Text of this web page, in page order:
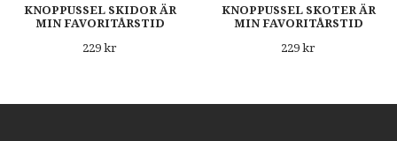
KNOPPUSSEL SKIDOR ÄR
MIN FAVORITÅRSTID
229 kr
KNOPPUSSEL SKOTER ÄR
MIN FAVORITÅRSTID
229 kr